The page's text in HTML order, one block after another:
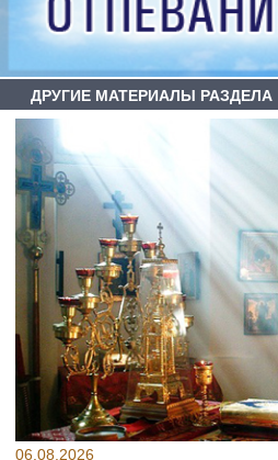
ДРУГИЕ МАТЕРИАЛЫ РАЗДЕЛА
06.08.2026